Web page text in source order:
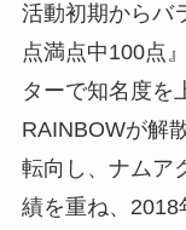
活動初期からバ
点満点中100点
ターで知名度を
RAINBOWが解
転向し、ナムア
績を重ね、